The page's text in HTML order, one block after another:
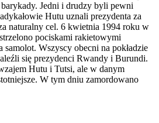
Jedni i drudzy byli pewni
Hutu uznali prezydenta za
naturalny cel. 6 kwietnia 1994 roku w
pociskami rakietowymi
Wszyscy obecni na pokładzie
się prezydenci Rwandy i Burundi.
Hutu i Tutsi, ale w danym
W tym dniu zamordowano